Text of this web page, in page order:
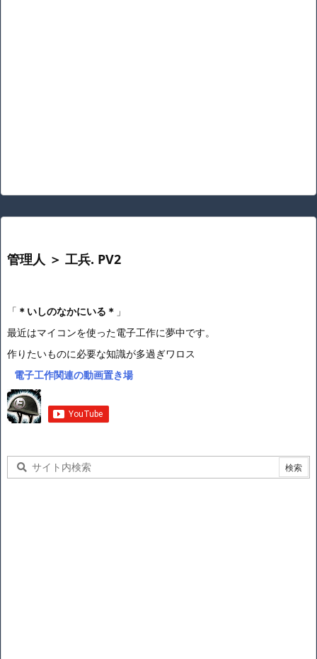
管理人 ＞ 工兵. PV2
「 ＊いしのなかにいる＊ 」
最近はマイコンを使った電子工作に夢中です。
作りたいものに必要な知識が多過ぎワロス
電子工作関連の動画置き場